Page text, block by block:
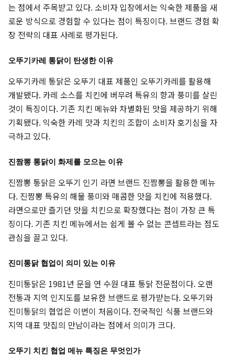
는 점에서 주목받고 있다. 소비자 입장에서는 익숙한 제품을 새
로운 방식으로 경험할 수 있다는 점이 특징이다. 브랜드 경험 확
장 전략의 대표 사례로 평가된다.
오뚜기카레 통닭이 탄생한 이유
오뚜기카레 통닭은 오뚜기 대표 제품인 오뚜기카레를 활용해
개발됐다. 카레 소스를 치킨에 버무려 특유의 향과 풍미를 살린
것이 특징이다. 기존 치킨 메뉴와 차별화된 맛을 제공하기 위해
기획됐다. 익숙한 카레 맛과 치킨의 조합이 소비자 호기심을 자
극하고 있다.
진짬뽕 통닭이 화제를 모으는 이유
진짬뽕 통닭은 오뚜기 인기 라면 브랜드 진짬뽕을 활용한 메뉴
다. 진짬뽕 특유의 해물 풍미와 매콤한 맛을 치킨에 적용했다.
라면으로만 즐기던 맛을 치킨으로 확장했다는 점이 가장 큰 특
징이다. 기존 치킨 메뉴에서는 쉽게 볼 수 없는 콘셉트라는 점도
관심을 끌고 있다.
진미통닭 협업이 의미 있는 이유
진미통닭은 1981년 문을 연 수원 대표 통닭 전문점이다. 오랜
전통과 지역 인지도를 보유한 브랜드로 평가받는다. 오뚜기와
진미통닭의 협업은 이번이 처음이다. 전국적인 식품 브랜드와
지역 대표 맛집의 만남이라는 점에서 의미가 크다.
오뚜기 치킨 협업 메뉴 특징은 무엇인가